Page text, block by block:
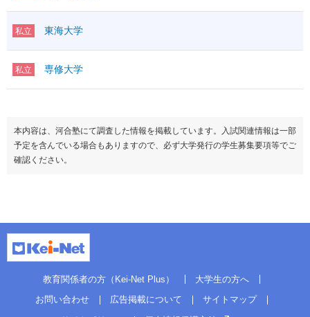
私立 東海大学
私立 専修大学
本内容は、河合塾にて調査した情報を掲載しています。入試関連情報は一部
予定を含んでいる場合もありますので、必ず大学発行の学生募集要項等でご
確認ください。
教育関係者の方（Kei-Net Plus）
大学生の方へ
お問い合わせ
広告掲載について
サイトマップ